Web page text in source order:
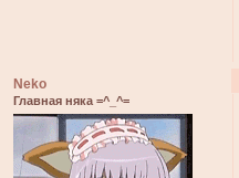
Neko
Главная няка =^_^=